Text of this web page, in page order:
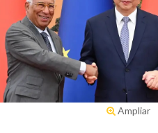
Ampliar